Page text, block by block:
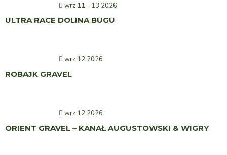
wrz 11 - 13 2026
ULTRA RACE DOLINA BUGU
wrz 12 2026
ROBAJK GRAVEL
wrz 12 2026
ORIENT GRAVEL – KANAŁ AUGUSTOWSKI & WIGRY